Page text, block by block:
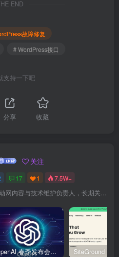
END
故障修复
# WordPress接口
支持一下吧
分享 收藏
关注
17 1 7.5W+
Harry，光子波动网内容与技术维护负责人，长期关注 WordPress、Elementor、WooCommerce、网站报错修复、性能优化、SEO 内容排期与结构化数据优化。擅长把复杂的网站故障拆成可执行的排查步骤，并持续维护 361sale.com 的 WordPress 实战教程知识库。
OpenAI 春季发布会：全新 GPT-4o 多模态模型发布，实时互动及免费用户升级全面开启